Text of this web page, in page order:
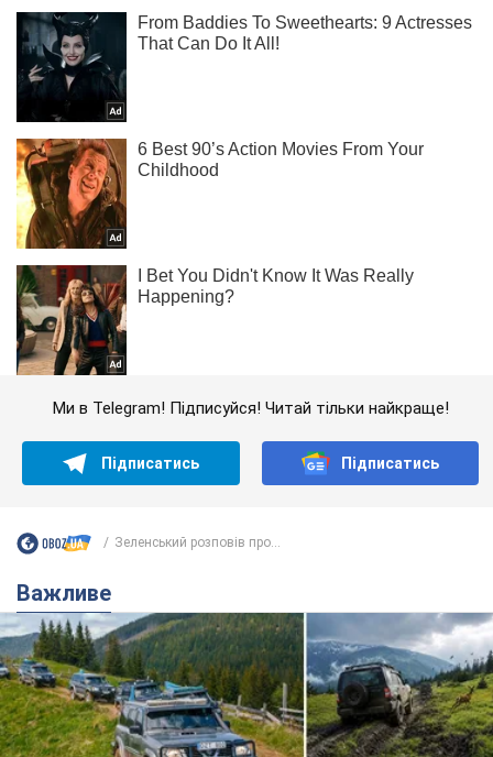
Ми в Telegram! Підписуйся! Читай тільки найкраще!
Підписатись Підписатись
Зеленський розповів про...
Важливе